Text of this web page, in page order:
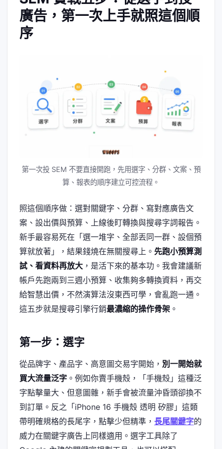
廣告，第一次上手就照這個順
序
第一次投 SEM 不要直接開跑，先用選字、分群、文案、預
算、報表的順序建立可控流程。
照這個順序做：選對關鍵字、分群、寫對應廣告文
案、設出價與預算、上線後盯轉換與搜尋字詞報告。
新手最容易死在「選一堆字、全部丟同一群、設個預
算就放著」，結果錢燒在無關搜尋上。 先跑小預算測
試、看資料再放大 ，是活下來的基本功。我會建議新
帳戶先跑兩到三週小預算、收集夠多轉換資料，再交
給智慧出價，不然演算法沒東西可學，會亂跑一通。
這五步就是搜尋引擎行銷最濃縮的操作骨架 。
第一步：選字
從品牌字、產品字、高意圖交易字開始， 別一開始就
買大流量泛字 。例如你賣手機殼，「手機殼」這種泛
字點擊量大、但意圖雜，新手會被流量沖昏頭卻換不
到訂單。反之「iPhone 16 手機殼 透明 矽膠」這類
帶明確規格的長尾字，點擊少但精準， 長尾關鍵字的
威力在關鍵字廣告上同樣適用。選字工具除了